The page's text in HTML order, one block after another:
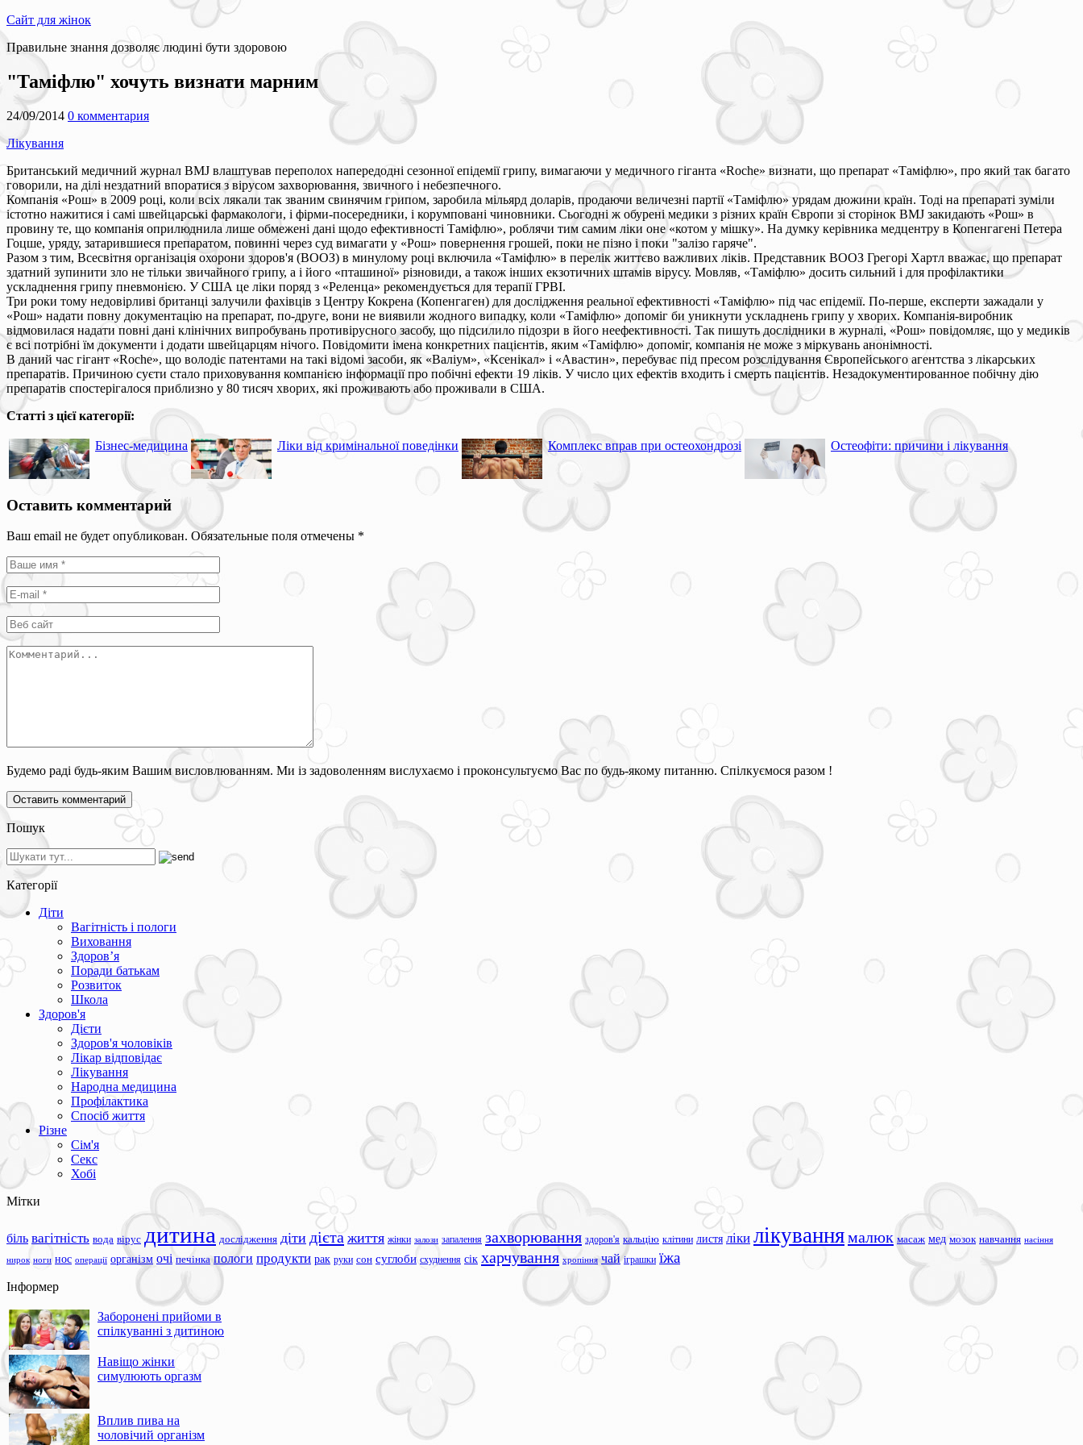
Сайт для жінок
Правильне знання дозволяє людині бути здоровою
"Таміфлю" хочуть визнати марним
24/09/2014 0 комментария
Лікування
Британський медичний журнал BMJ влаштував переполох напередодні сезонної епідемії грипу, вимагаючи у медичного гіганта «Roche» визнати, що препарат «Таміфлю», про який так багато
говорили, на ділі нездатний впоратися з вірусом захворювання, звичного і небезпечного.
Компанія «Рош» в 2009 році, коли всіх лякали так званим свинячим грипом, заробила мільярд доларів, продаючи величезні партії «Таміфлю» урядам дюжини країн. Тоді на препараті зуміли
істотно нажитися і самі швейцарські фармакологи, і фірми-посередники, і корумповані чиновники. Сьогодні ж обурені медики з різних країн Європи зі сторінок BMJ закидають «Рош» в
провину те, що компанія оприлюднила лише обмежені дані щодо ефективності Таміфлю», роблячи тим самим ліки оне «котом у мішку». На думку керівника медцентру в Копенгагені Петера
Гоцше, уряду, затарившиеся препаратом, повинні через суд вимагати у «Рош» повернення грошей, поки не пізно і поки "залізо гаряче".
Разом з тим, Всесвітня організація охорони здоров'я (ВООЗ) в минулому році включила «Таміфлю» в перелік життєво важливих ліків. Представник ВООЗ Грегорі Хартл вважає, що препарат
здатний зупинити зло не тільки звичайного грипу, а і його «пташиної» різновиди, а також інших екзотичних штамів вірусу. Мовляв, «Таміфлю» досить сильний і для профілактики
ускладнення грипу пневмонією. У США це ліки поряд з «Реленца» рекомендується для терапії ГРВІ.
Три роки тому недовірливі британці залучили фахівців з Центру Кокрена (Копенгаген) для дослідження реальної ефективності «Таміфлю» під час епідемії. По-перше, експерти зажадали у
«Рош» надати повну документацію на препарат, по-друге, вони не виявили жодного випадку, коли «Таміфлю» допоміг би уникнути ускладнень грипу у хворих. Компанія-виробник
відмовилася надати повні дані клінічних випробувань противірусного засобу, що підсилило підозри в його неефективності. Так пишуть дослідники в журналі, «Рош» повідомляє, що у медиків
є всі потрібні їм документи і додати швейцарцям нічого. Повідомити імена конкретних пацієнтів, яким «Таміфлю» допоміг, компанія не може з міркувань анонімності.
В даний час гігант «Roche», що володіє патентами на такі відомі засоби, як «Валіум», «Ксенікал» і «Авастин», перебуває під пресом розслідування Європейського агентства з лікарських
препаратів. Причиною суєти стало приховування компанією інформації про побічні ефекти 19 ліків. У число цих ефектів входить і смерть пацієнтів. Незадокументированное побічну дію
препаратів спостерігалося приблизно у 80 тисяч хворих, які проживають або проживали в США.
Статті з цієї категорії:
Бізнес-медицина Ліки від кримінальної поведінки Комплекс вправ при остеохондрозі Остеофіти: причини і лікування
Оставить комментарий
Ваш email не будет опубликован. Обязательные поля отмечены *
Будемо раді будь-яким Вашим висловлюванням. Ми із задоволенням вислухаємо і проконсультуємо Вас по будь-якому питанню. Спілкуємося разом !
Пошук
Категорії
Діти
Вагітність і пологи
Виховання
Здоров’я
Поради батькам
Розвиток
Школа
Здоров'я
Дієти
Здоров'я чоловіків
Лікар відповідає
Лікування
Народна медицина
Профілактика
Спосіб життя
Різне
Сім'я
Секс
Хобі
Мітки
біль вагітність вода вірус дитина дослідження діти дієта життя жінки залози запалення захворювання здоров'я кальцію клітини листя ліки лікуваннямалюк масаж мед мозок навчання насіння
нирок ноги нос операції організм очі печінка пологи продукти рак руки сон суглоби схуднення сік харчування хропіння чай іграшки їжа
Інформер
Заборонені прийоми в
спілкуванні з дитиною
Навіщо жінки
симулюють оргазм
Вплив пива на
чоловічий організм